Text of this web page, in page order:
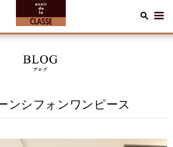
ンシフォンワンピース